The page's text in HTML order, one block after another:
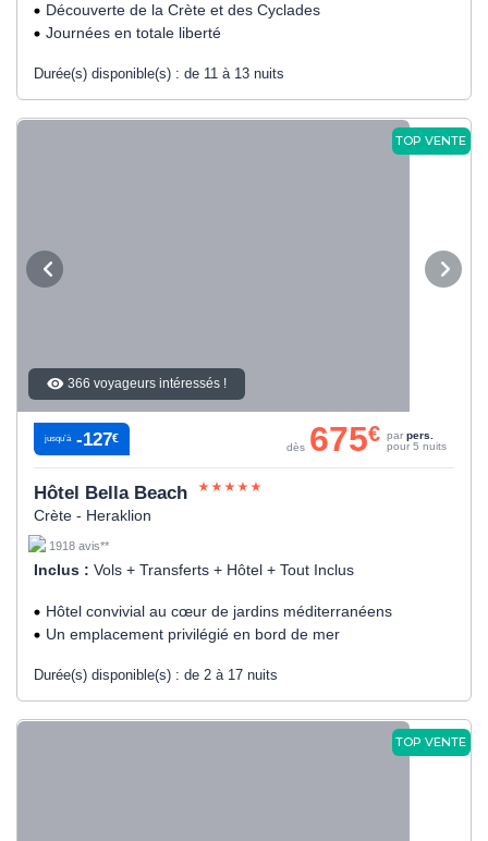
Découverte de la Crète et des Cyclades
Journées en totale liberté
Durée(s) disponible(s) : de 11 à 13 nuits
TOP VENTE
366 voyageurs intéressés !
Hôtel Bella Beach
Crète - Heraklion
1918 avis**
Inclus : Vols + Transferts + Hôtel + Tout Inclus
Hôtel convivial au cœur de jardins méditerranéens
Un emplacement privilégié en bord de mer
Durée(s) disponible(s) : de 2 à 17 nuits
jusqu’à -127€
dès 675€ par pers.
pour 5 nuits
TOP VENTE